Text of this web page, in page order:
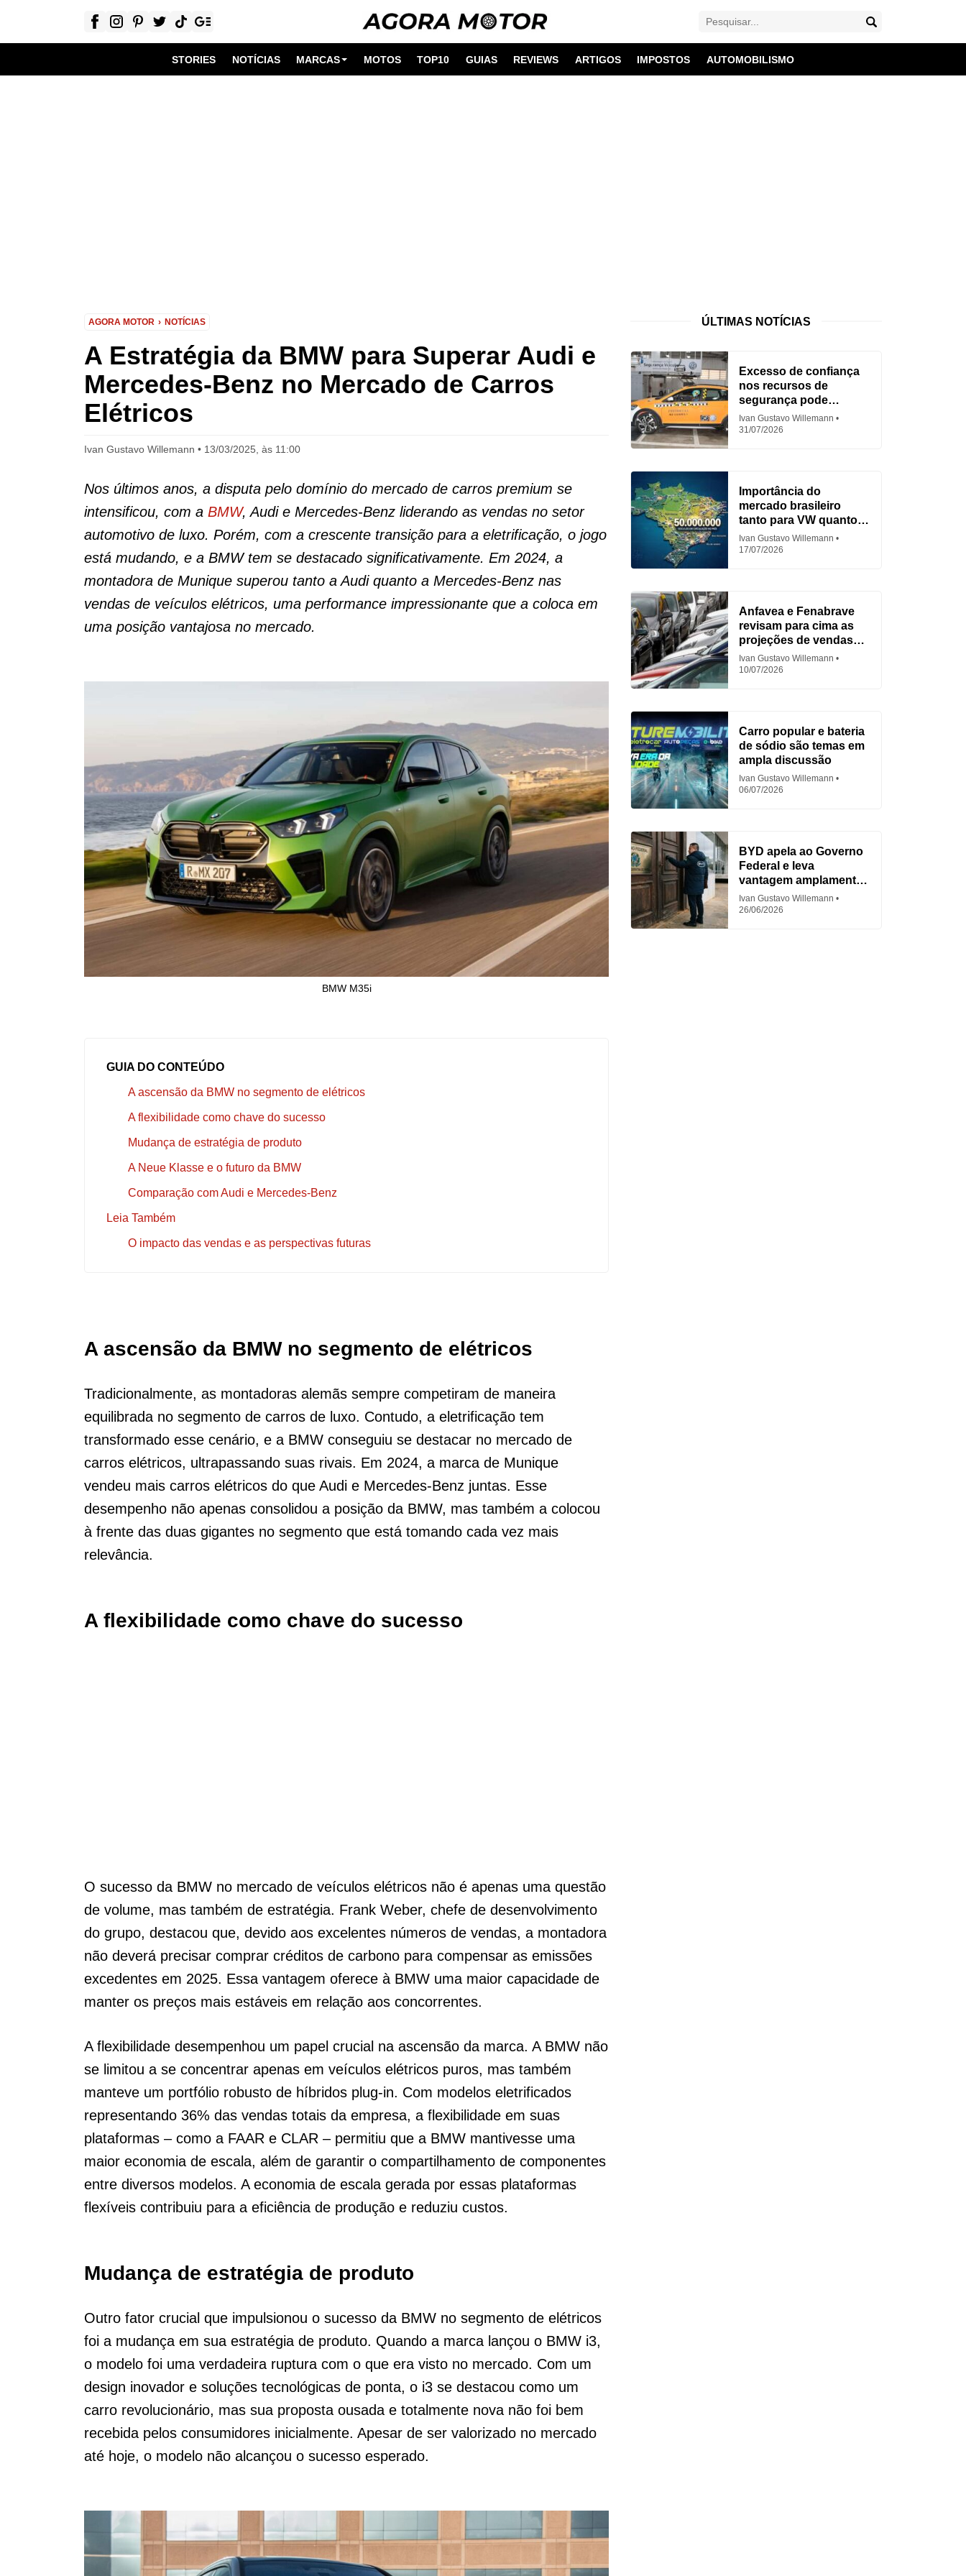
STORIES NOTÍCIAS MARCAS MOTOS TOP10 GUIAS REVIEWS ARTIGOS IMPOSTOS AUTOMOBILISMO
AGORA MOTOR NOTÍCIAS
A Estratégia da BMW para Superar Audi e
Mercedes-Benz no Mercado de Carros
Elétricos
Ivan Gustavo Willemann 13/03/2025, às 11:00
Nos últimos anos, a disputa pelo domínio do mercado de carros premium se
intensificou, com a BMW, Audi e Mercedes-Benz liderando as vendas no setor
automotivo de luxo. Porém, com a crescente transição para a eletrificação, o jogo
está mudando, e a BMW tem se destacado significativamente. Em 2024, a
montadora de Munique superou tanto a Audi quanto a Mercedes-Benz nas
vendas de veículos elétricos, uma performance impressionante que a coloca em
uma posição vantajosa no mercado.
BMW M35i
GUIA DO CONTEÚDO
A ascensão da BMW no segmento de elétricos
A flexibilidade como chave do sucesso
Mudança de estratégia de produto
A Neue Klasse e o futuro da BMW
Comparação com Audi e Mercedes-Benz
Leia Também
O impacto das vendas e as perspectivas futuras
A ascensão da BMW no segmento de elétricos
Tradicionalmente, as montadoras alemãs sempre competiram de maneira
equilibrada no segmento de carros de luxo. Contudo, a eletrificação tem
transformado esse cenário, e a BMW conseguiu se destacar no mercado de
carros elétricos, ultrapassando suas rivais. Em 2024, a marca de Munique
vendeu mais carros elétricos do que Audi e Mercedes-Benz juntas. Esse
desempenho não apenas consolidou a posição da BMW, mas também a colocou
à frente das duas gigantes no segmento que está tomando cada vez mais
relevância.
A flexibilidade como chave do sucesso
O sucesso da BMW no mercado de veículos elétricos não é apenas uma questão
de volume, mas também de estratégia. Frank Weber, chefe de desenvolvimento
do grupo, destacou que, devido aos excelentes números de vendas, a montadora
não deverá precisar comprar créditos de carbono para compensar as emissões
excedentes em 2025. Essa vantagem oferece à BMW uma maior capacidade de
manter os preços mais estáveis em relação aos concorrentes.
A flexibilidade desempenhou um papel crucial na ascensão da marca. A BMW não
se limitou a se concentrar apenas em veículos elétricos puros, mas também
manteve um portfólio robusto de híbridos plug-in. Com modelos eletrificados
representando 36% das vendas totais da empresa, a flexibilidade em suas
plataformas – como a FAAR e CLAR – permitiu que a BMW mantivesse uma
maior economia de escala, além de garantir o compartilhamento de componentes
entre diversos modelos. A economia de escala gerada por essas plataformas
flexíveis contribuiu para a eficiência de produção e reduziu custos.
Mudança de estratégia de produto
Outro fator crucial que impulsionou o sucesso da BMW no segmento de elétricos
foi a mudança em sua estratégia de produto. Quando a marca lançou o BMW i3,
o modelo foi uma verdadeira ruptura com o que era visto no mercado. Com um
design inovador e soluções tecnológicas de ponta, o i3 se destacou como um
carro revolucionário, mas sua proposta ousada e totalmente nova não foi bem
recebida pelos consumidores inicialmente. Apesar de ser valorizado no mercado
até hoje, o modelo não alcançou o sucesso esperado.
ÚLTIMAS NOTÍCIAS
Excesso de confiança
nos recursos de
segurança pode
aumentar acidentes
Ivan Gustavo Willemann
31/07/2026
Importância do
mercado brasileiro
tanto para VW quanto
para Fiat
Ivan Gustavo Willemann
17/07/2026
Anfavea e Fenabrave
revisam para cima as
projeções de vendas
em 2026
Ivan Gustavo Willemann
10/07/2026
Carro popular e bateria
de sódio são temas em
ampla discussão
Ivan Gustavo Willemann
06/07/2026
BYD apela ao Governo
Federal e leva
vantagem amplamente
criticada
Ivan Gustavo Willemann
26/06/2026